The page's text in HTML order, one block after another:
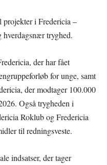
projekter i Fredericia –
tryghed.
der har fået
for unge, samt
der modtager 100.000
Også trygheden i
Roklub og Fredericia
til redningsveste.
indsatser, der tager